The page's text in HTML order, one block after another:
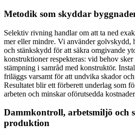
Metodik som skyddar
Selektiv rivning handlar om att ta ned
mer eller mindre. Vi använder golvskydd,
och stänkskydd för att säkra omgivande
konstruktioner respekteras: vid behov
stämpning i samråd med konstruktör.
friläggs varsamt för att undvika skador
Resultatet blir ett förberett underlag som
arbeten och minskar oförutsedda
Dammkontroll, arbetsmiljö och
produktion